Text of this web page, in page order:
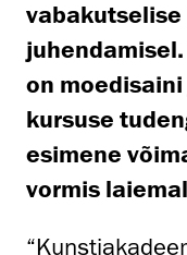
on
kursuse
esimene
vormis